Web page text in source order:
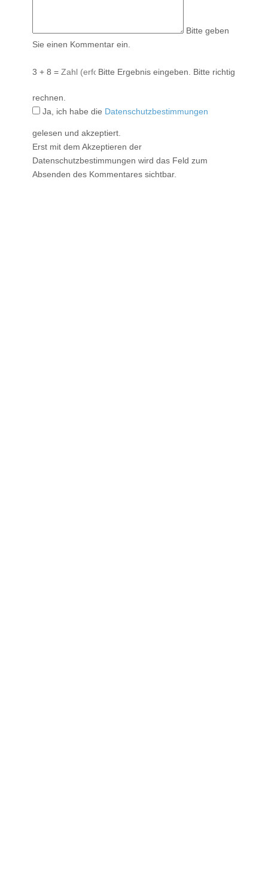
Bitte geben
Sie einen Kommentar ein.
3 + 8 = Bitte Ergebnis eingeben. Bitte richtig
rechnen.
Ja, ich habe die Datenschutzbestimmungen
gelesen und akzeptiert.
Erst mit dem Akzeptieren der
Datenschutzbestimmungen wird das Feld zum
Absenden des Kommentares sichtbar.